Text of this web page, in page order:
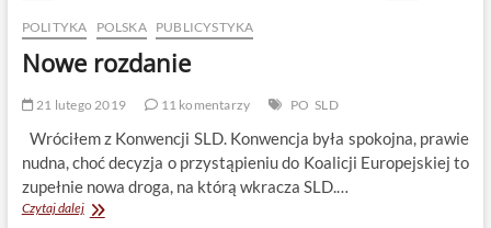
POLITYKA POLSKA PUBLICYSTYKA
Nowe rozdanie
21 lutego 2019 11 komentarzy PO SLD
Wróciłem z Konwencji SLD. Konwencja była spokojna, prawie
nudna, choć decyzja o przystąpieniu do Koalicji Europejskiej to
zupełnie nowa droga, na którą wkracza SLD.…
Czytaj dalejNowe